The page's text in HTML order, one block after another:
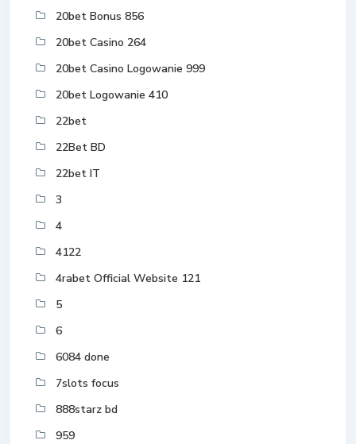
20bet Bonus 856
20bet Casino 264
20bet Casino Logowanie 999
20bet Logowanie 410
22bet
22Bet BD
22bet IT
3
4
4122
4rabet Official Website 121
5
6
6084 done
7slots focus
888starz bd
959